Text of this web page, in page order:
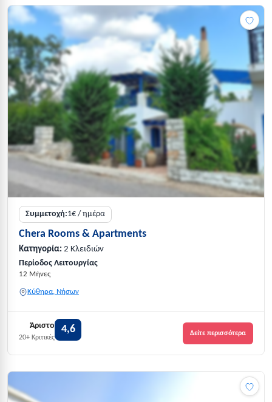
Συμμετοχή:1€ / ημέρα
Chera Rooms & Apartments
Κατηγορία: 2 Κλειδιών
Περίοδος Λειτουργίας
12 Μήνες
Κύθηρα, Νήσων
Άριστο
20+ Κριτικές
4,6 Δείτε περισσότερα